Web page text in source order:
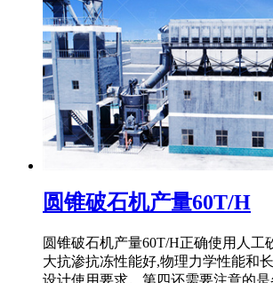
圆锥破石机产量60T/H
圆锥破石机产量60T/H正确使用人工
大抗渗抗冻性能好,物理力学性能和
设计使用要求。第四还需要注意的